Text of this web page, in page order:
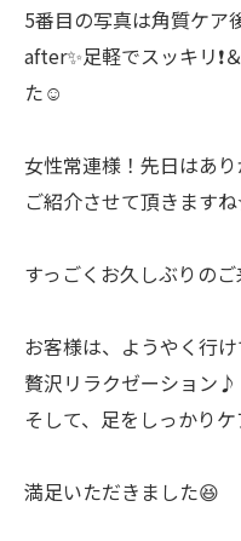
5番目の写真は角質ケア
after✨足軽でスッキリ❗️
た☺️
女性常連様！先日はあ
ご紹介させて頂きます
すっごくお久しぶりのご
お客様は、ようやく行
贅沢リラクゼーション♪
そして、足をしっかり
満足いただきました😆